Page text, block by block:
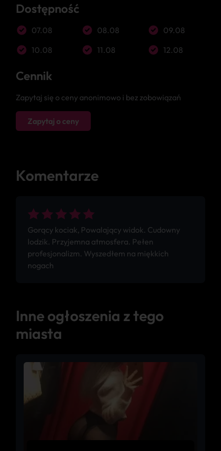
Dostępność
07.08 08.08
09.08
10.08
11.08 12.08
Cennik
Zapytaj się o ceny anonimowo i bez zobowiązań
Zapytaj o ceny
Komentarze
Gorący kociak, Powalający widok. Cudowny
lodzik. Przyjemna atmosfera. Pełen
profesjonalizm. Wyszedłem na miękkich
nogach
Inne ogłoszenia z tego
miasta